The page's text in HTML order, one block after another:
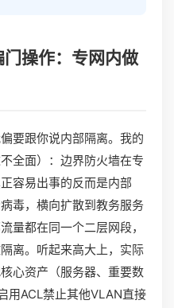
操作：专网内做
要跟你说内部隔离。我的
全面）：边界防火墙在专
容易出事的反而是内部
毒，横向扩散到教务服务
量都在同一个二层网段，
离。听起来高大上，实际
心资产（服务器、重要数
用ACL禁止其他VLAN直接